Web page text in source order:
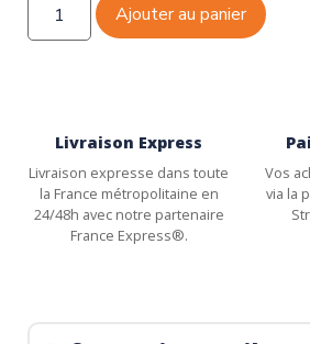
Ajouter au panier
Livraison Express
Livraison expresse dans toute
la France métropolitaine en
24/48h avec notre partenaire
France Express®.
Vos
via la